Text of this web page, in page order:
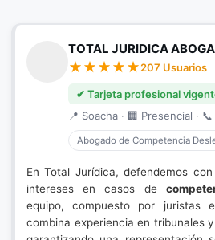
TOTAL JURIDICA
207 Usuarios
✔ Tarjeta profesional
📍 Soacha · 🏢 Presencial ·
Abogado de Competencia
En Total Jurídica, defendemos
intereses en casos de
equipo, compuesto por juristas
combina experiencia en tribunales